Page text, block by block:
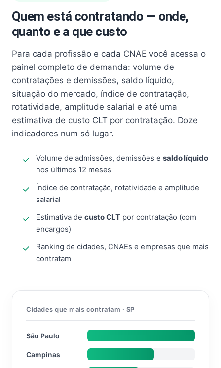
Quem está contratando — onde,
quanto e a que custo
Para cada profissão e cada CNAE você acessa o
painel completo de demanda: volume de
contratações e demissões, saldo líquido,
situação do mercado, índice de contratação,
rotatividade, amplitude salarial e até uma
estimativa de custo CLT por contratação. Doze
indicadores num só lugar.
Volume de admissões, demissões e saldo líquido
nos últimos 12 meses
Índice de contratação, rotatividade e amplitude
salarial
Estimativa de custo CLT por contratação (com
encargos)
Ranking de cidades, CNAEs e empresas que mais
contratam
Cidades que mais contratam · SP
São Paulo
Campinas